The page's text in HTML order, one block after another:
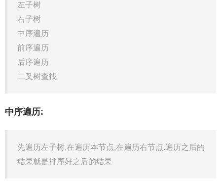
左子树
右子树
中序遍历
前序遍历
后序遍历
二叉树查找
中序遍历:
先遍历左子树,在遍历本节点,在遍历右节点.遍历之后的
结果就是排序好之后的结果